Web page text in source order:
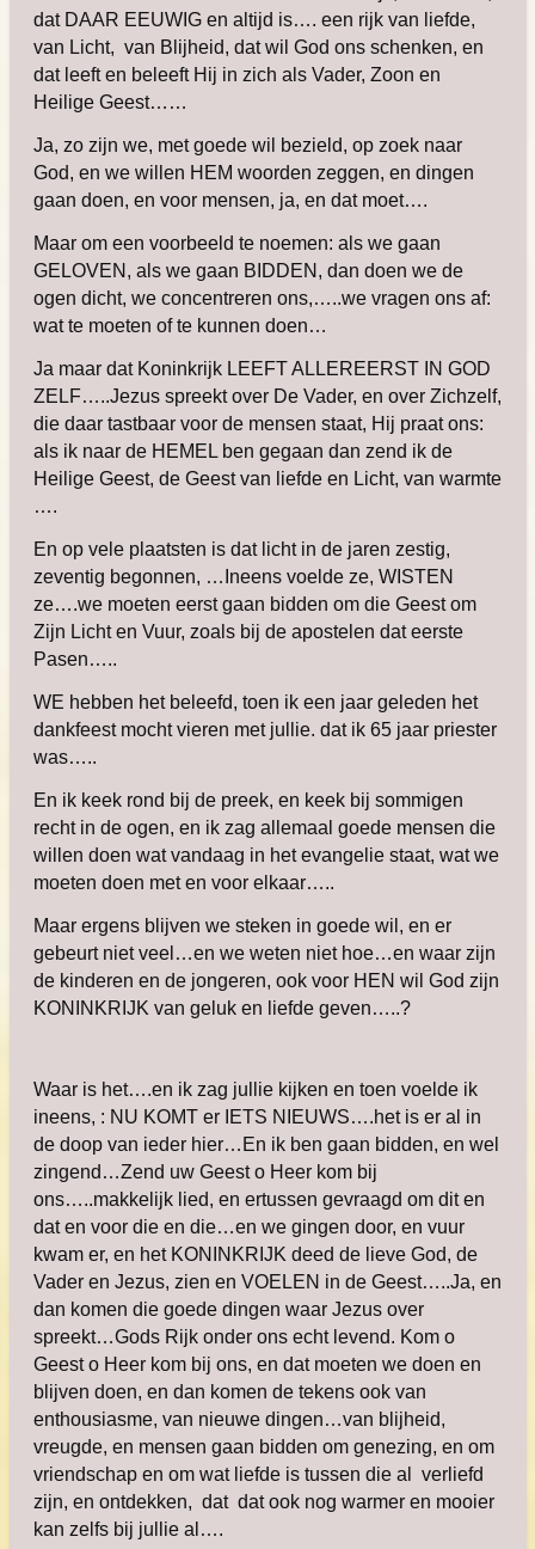
dat DAAR EEUWIG en altijd is…. een rijk van liefde,
van Licht, van Blijheid, dat wil God ons schenken, en
dat leeft en beleeft Hij in zich als Vader, Zoon en
Heilige Geest……
Ja, zo zijn we, met goede wil bezield, op zoek naar
God, en we willen HEM woorden zeggen, en dingen
gaan doen, en voor mensen, ja, en dat moet….
Maar om een voorbeeld te noemen: als we gaan
GELOVEN, als we gaan BIDDEN, dan doen we de
ogen dicht, we concentreren ons,…..we vragen ons af:
wat te moeten of te kunnen doen…
Ja maar dat Koninkrijk LEEFT ALLEREERST IN GOD
ZELF…..Jezus spreekt over De Vader, en over Zichzelf,
die daar tastbaar voor de mensen staat, Hij praat ons:
als ik naar de HEMEL ben gegaan dan zend ik de
Heilige Geest, de Geest van liefde en Licht, van warmte
….
En op vele plaatsten is dat licht in de jaren zestig,
zeventig begonnen, …Ineens voelde ze, WISTEN
ze….we moeten eerst gaan bidden om die Geest om
Zijn Licht en Vuur, zoals bij de apostelen dat eerste
Pasen…..
WE hebben het beleefd, toen ik een jaar geleden het
dankfeest mocht vieren met jullie. dat ik 65 jaar priester
was…..
En ik keek rond bij de preek, en keek bij sommigen
recht in de ogen, en ik zag allemaal goede mensen die
willen doen wat vandaag in het evangelie staat, wat we
moeten doen met en voor elkaar…..
Maar ergens blijven we steken in goede wil, en er
gebeurt niet veel…en we weten niet hoe…en waar zijn
de kinderen en de jongeren, ook voor HEN wil God zijn
KONINKRIJK van geluk en liefde geven…..?
Waar is het….en ik zag jullie kijken en toen voelde ik
ineens, : NU KOMT er IETS NIEUWS….het is er al in
de doop van ieder hier…En ik ben gaan bidden, en wel
zingend…Zend uw Geest o Heer kom bij
ons…..makkelijk lied, en ertussen gevraagd om dit en
dat en voor die en die…en we gingen door, en vuur
kwam er, en het KONINKRIJK deed de lieve God, de
Vader en Jezus, zien en VOELEN in de Geest…..Ja, en
dan komen die goede dingen waar Jezus over
spreekt…Gods Rijk onder ons echt levend. Kom o
Geest o Heer kom bij ons, en dat moeten we doen en
blijven doen, en dan komen de tekens ook van
enthousiasme, van nieuwe dingen…van blijheid,
vreugde, en mensen gaan bidden om genezing, en om
vriendschap en om wat liefde is tussen die al verliefd
zijn, en ontdekken, dat dat ook nog warmer en mooier
kan zelfs bij jullie al….